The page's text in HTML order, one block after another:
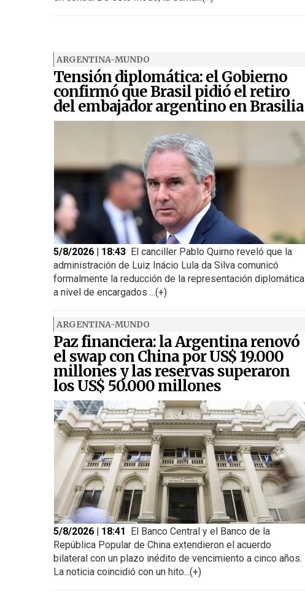
ARGENTINA-MUNDO
Tensión diplomática: el Gobierno
confirmó que Brasil pidió el retiro
del embajador argentino en Brasilia
5/8/2026 | 18:43 El canciller Pablo Quirno reveló que la
administración de Luiz Inácio Lula da Silva comunicó
formalmente la reducción de la representación diplomática
a nivel de encargados ...(+)
ARGENTINA-MUNDO
Paz financiera: la Argentina renovó
el swap con China por US$ 19.000
millones y las reservas superaron
los US$ 50.000 millones
5/8/2026 | 18:41
El Banco Central y el Banco de la
República Popular de China extendieron el acuerdo
bilateral con un plazo inédito de vencimiento a cinco años.
La noticia coincidió con un hito...(+)